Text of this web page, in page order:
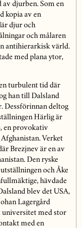
av djurben. Som en
kopia av en
djur och
och målaren
antihierarkisk värld.
med plana ytor,
turbulent tid där
han till Dalsland
Dessförinnan deltog
Härlig är
en provokativ
Verket
Brezjnev är en av
Den ryske
och Åke
hävdade
blev det USA,
Lagergård
universitet med stor
med en